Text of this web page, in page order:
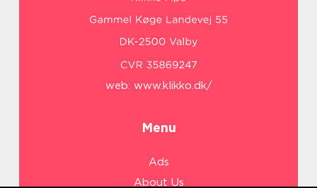
web: www.klikko.dk/
Menu
Ads
About Us